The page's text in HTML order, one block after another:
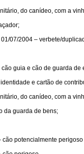
do canídeo, com a
01/07/2004 – verbete/
cão guia e cão de guarda
identidade e cartão de
do canídeo, com a
da guarda de bens;
cão potencialmente perigoso